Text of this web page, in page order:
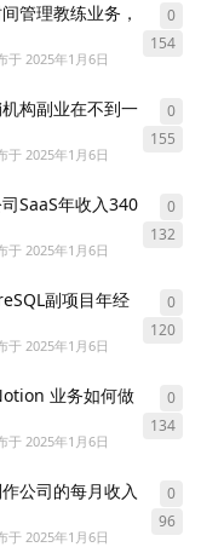
管理教练业务，
于2025年1月6日
154
0
构副业在不到一
于2025年1月6日
155
0
SaaS年收入340
于2025年1月6日
132
0
副项目年经
于2025年1月6日
120
0
业务如何做
于2025年1月6日
134
0
公司的每月收入
于2025年1月6日
96
0